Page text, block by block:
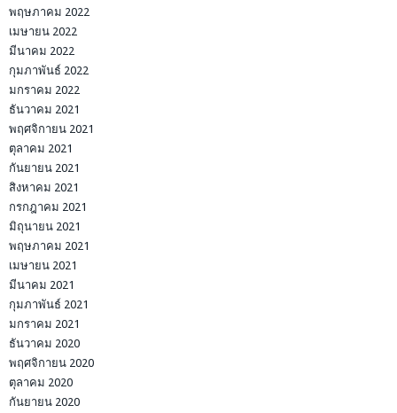
พฤษภาคม 2022
เมษายน 2022
มีนาคม 2022
กุมภาพันธ์ 2022
มกราคม 2022
ธันวาคม 2021
พฤศจิกายน 2021
ตุลาคม 2021
กันยายน 2021
สิงหาคม 2021
กรกฎาคม 2021
มิถุนายน 2021
พฤษภาคม 2021
เมษายน 2021
มีนาคม 2021
กุมภาพันธ์ 2021
มกราคม 2021
ธันวาคม 2020
พฤศจิกายน 2020
ตุลาคม 2020
กันยายน 2020